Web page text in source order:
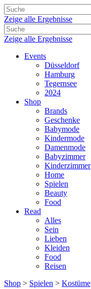
Zeige alle Ergebnisse
Zeige alle Ergebnisse
Events
Düsseldorf
Hamburg
Tegernsee
2024
Shop
Brands
Geschenke
Babymode
Kindermode
Damenmode
Babyzimmer
Kinderzimmer
Home
Spielen
Beauty
Food
Read
Alles
Sein
Lieben
Kleiden
Food
Reisen
Shop > Spielen > Kostüme